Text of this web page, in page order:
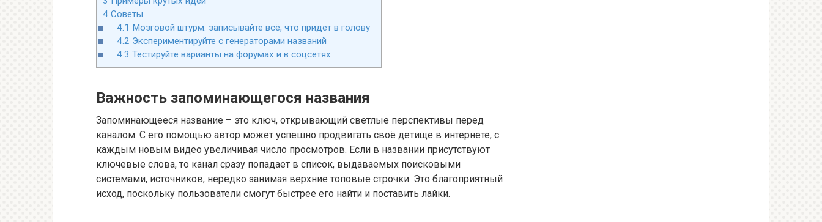
4 Советы
4.1 Мозговой штурм: записывайте всё, что придет в голову
4.2 Экспериментируйте с генераторами названий
4.3 Тестируйте варианты на форумах и в соцсетях
Важность запоминающегося названия
Запоминающееся название – это ключ, открывающий светлые перспективы перед
каналом. С его помощью автор может успешно продвигать своё детище в интернете, с
каждым новым видео увеличивая число просмотров. Если в названии присутствуют
ключевые слова, то канал сразу попадает в список, выдаваемых поисковыми
системами, источников, нередко занимая верхние топовые строчки. Это благоприятный
исход, поскольку пользователи смогут быстрее его найти и поставить лайки.